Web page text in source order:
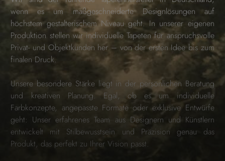
wenn es um maßgeschneiderte Designlösungen auf
höchstem gestalterischem Niveau geht. In unserer eigenen
Produktion stellen wir individuelle Tapeten für anspruchsvolle
Privat- und Objektkunden her – von der ersten Idee bis zum
finalen Druck.
Unsere besondere Stärke liegt in der persönlichen Beratung
und kreativen Planung. Egal, ob es um individuelle
Farbkonzepte, angepasste Formate oder exklusive Entwürfe
geht: Unser erfahrenes Team aus Designern und Künstlern
entwickelt mit Stilbewusstsein und Präzision genau das
Produkt, das perfekt zu Ihrer Vision passt.